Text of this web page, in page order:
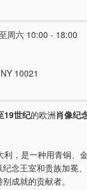
周六 10:00 - 18:00
10021
19世纪的欧洲肖像纪
，是一种用青铜、
念王室和贵族加冕
成就的贡献者。